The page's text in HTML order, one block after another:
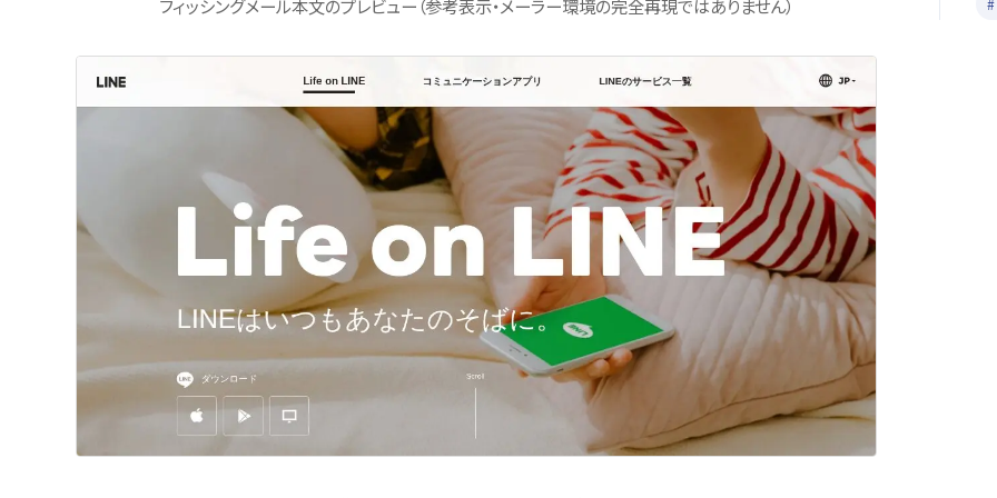
フィッシングメール本文のプレビュー（参考表示・メーラー環境の完全再現ではありません）